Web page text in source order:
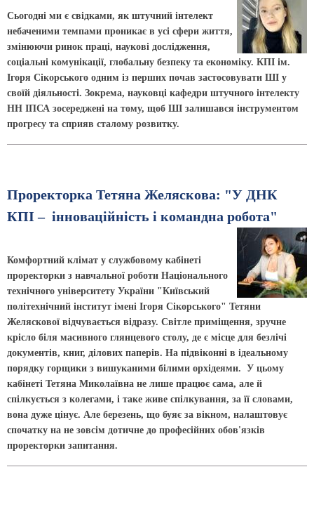
Сьогодні ми є свідками, як штучний інтелект
небаченими темпами проникає в усі сфери життя,
змінюючи ринок праці, наукові дослідження,
соціальні комунікації, глобальну безпеку та економіку. КПІ ім.
Ігоря Сікорського одним із перших почав застосовувати ШІ у
своїй діяльності. Зокрема, науковці кафедри штучного інтелекту
НН ІПСА зосереджені на тому, щоб ШІ залишався інструментом
прогресу та сприяв сталому розвитку.
Проректорка Тетяна Желяскова: "У ДНК
КПІ – інноваційність і командна робота"
Комфортний клімат у службовому кабінеті
проректорки з навчальної роботи Національного
технічного університету України "Київський
політехнічний інститут імені Ігоря Сікорського" Тетяни
Желяскової відчувається відразу. Світле приміщення, зручне
крісло біля масивного глянцевого столу, де є місце для безлічі
документів, книг, ділових паперів. На підвіконні в ідеальному
порядку горщики з вишуканими білими орхідеями. У цьому
кабінеті Тетяна Миколаївна не лише працює сама, але й
спілкується з колегами, і таке живе спілкування, за її словами,
вона дуже цінує. Але березень, що буяє за вікном, налаштовує
спочатку на не зовсім дотичне до професійних обов'язків
проректорки запитання.